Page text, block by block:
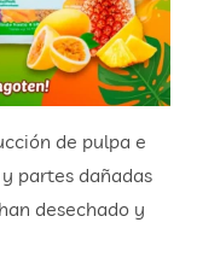
de pulpa e
partes dañadas
desechado y